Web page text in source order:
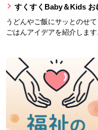
すくすくBaby＆Kids お
うどんやご飯にサッとのせ
ごはんアイデアを紹介します